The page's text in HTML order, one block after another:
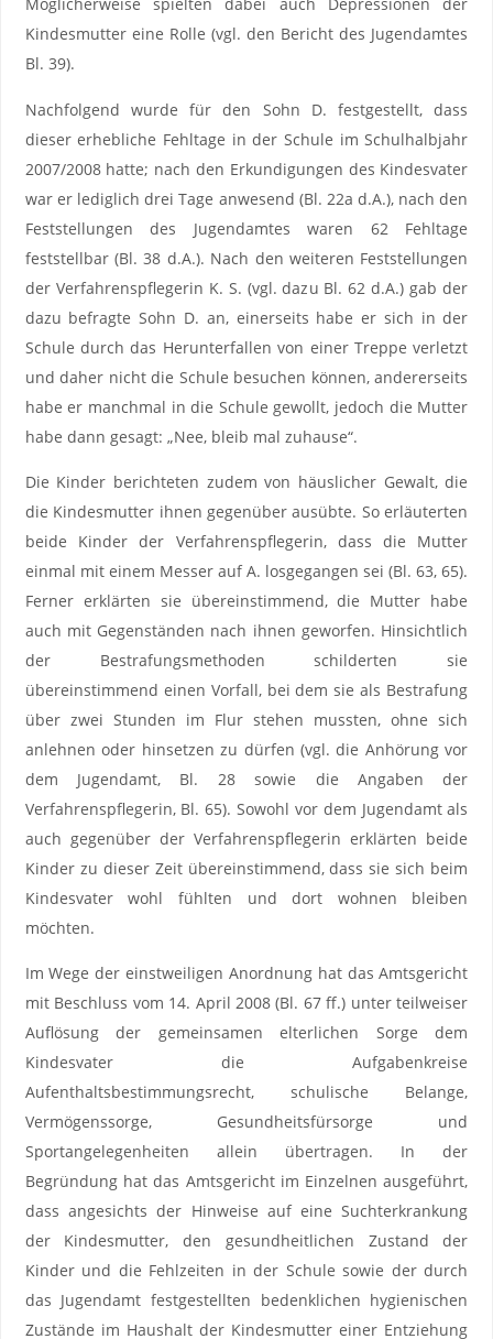
Möglicherweise spielten dabei auch Depressionen der
Kindesmutter eine Rolle (vgl. den Bericht des Jugendamtes
Bl. 39).
Nachfolgend wurde für den Sohn D. festgestellt, dass
dieser erhebliche Fehltage in der Schule im Schulhalbjahr
2007/2008 hatte; nach den Erkundigungen des Kindesvater
war er lediglich drei Tage anwesend (Bl. 22a d.A.), nach den
Feststellungen des Jugendamtes waren 62 Fehltage
feststellbar (Bl. 38 d.A.). Nach den weiteren Feststellungen
der Verfahrenspflegerin K. S. (vgl. dazu Bl. 62 d.A.) gab der
dazu befragte Sohn D. an, einerseits habe er sich in der
Schule durch das Herunterfallen von einer Treppe verletzt
und daher nicht die Schule besuchen können, andererseits
habe er manchmal in die Schule gewollt, jedoch die Mutter
habe dann gesagt: „Nee, bleib mal zuhause“.
Die Kinder berichteten zudem von häuslicher Gewalt, die
die Kindesmutter ihnen gegenüber ausübte. So erläuterten
beide Kinder der Verfahrenspflegerin, dass die Mutter
einmal mit einem Messer auf A. losgegangen sei (Bl. 63, 65).
Ferner erklärten sie übereinstimmend, die Mutter habe
auch mit Gegenständen nach ihnen geworfen. Hinsichtlich
der Bestrafungsmethoden schilderten sie
übereinstimmend einen Vorfall, bei dem sie als Bestrafung
über zwei Stunden im Flur stehen mussten, ohne sich
anlehnen oder hinsetzen zu dürfen (vgl. die Anhörung vor
dem Jugendamt, Bl. 28 sowie die Angaben der
Verfahrenspflegerin, Bl. 65). Sowohl vor dem Jugendamt als
auch gegenüber der Verfahrenspflegerin erklärten beide
Kinder zu dieser Zeit übereinstimmend, dass sie sich beim
Kindesvater wohl fühlten und dort wohnen bleiben
möchten.
Im Wege der einstweiligen Anordnung hat das Amtsgericht
mit Beschluss vom 14. April 2008 (Bl. 67 ff.) unter teilweiser
Auflösung der gemeinsamen elterlichen Sorge dem
Kindesvater die Aufgabenkreise
Aufenthaltsbestimmungsrecht, schulische Belange,
Vermögenssorge, Gesundheitsfürsorge und
Sportangelegenheiten allein übertragen. In der
Begründung hat das Amtsgericht im Einzelnen ausgeführt,
dass angesichts der Hinweise auf eine Suchterkrankung
der Kindesmutter, den gesundheitlichen Zustand der
Kinder und die Fehlzeiten in der Schule sowie der durch
das Jugendamt festgestellten bedenklichen hygienischen
Zustände im Haushalt der Kindesmutter einer Entziehung